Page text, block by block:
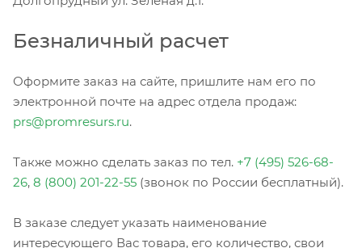
Безналичный расчет
Оформите заказ на сайте, пришлите нам его по
электронной почте на адрес отдела продаж:
prs@promresurs.ru.
Также можно сделать заказ по тел. +7 (495) 526-68-
26, 8 (800) 201-22-55 (звонок по России бесплатный).
В заказе следует указать наименование
интересующего Вас товара, его количество, свои